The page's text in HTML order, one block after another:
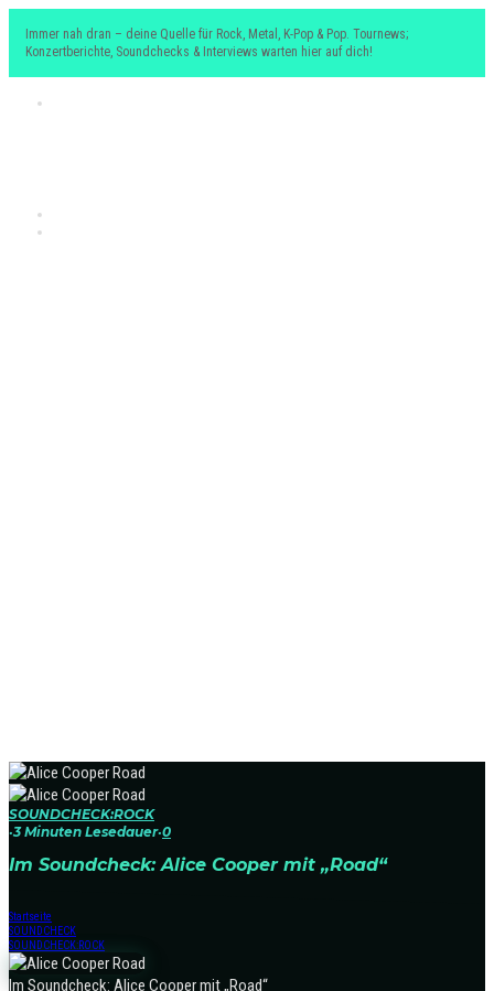
Immer nah dran – deine Quelle für Rock, Metal, K-Pop & Pop. Tournews;
Konzertberichte, Soundchecks & Interviews warten hier auf dich!
SOUNDCHECK:ROCK
·3 Minuten Lesedauer·0
Im Soundcheck: Alice Cooper mit „Road“
Startseite
SOUNDCHECK
SOUNDCHECK:ROCK
Im Soundcheck: Alice Cooper mit „Road“